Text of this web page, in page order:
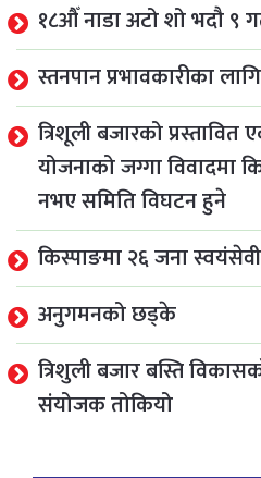
१८औँ नाडा अटो शो भदौ ९
स्तनपान प्रभावकारीका
त्रिशूली बजारको
योजनाको जग्गा विवादमा
नभए समिति विघटन हुने
किस्पाङमा २६ जना
अनुगमनको छड्के
त्रिशुली बजार बस्ति
संयोजक तोकियो